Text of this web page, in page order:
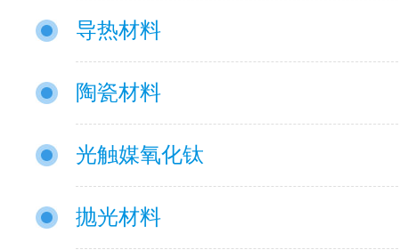
导热材料
陶瓷材料
光触媒氧化钛
抛光材料